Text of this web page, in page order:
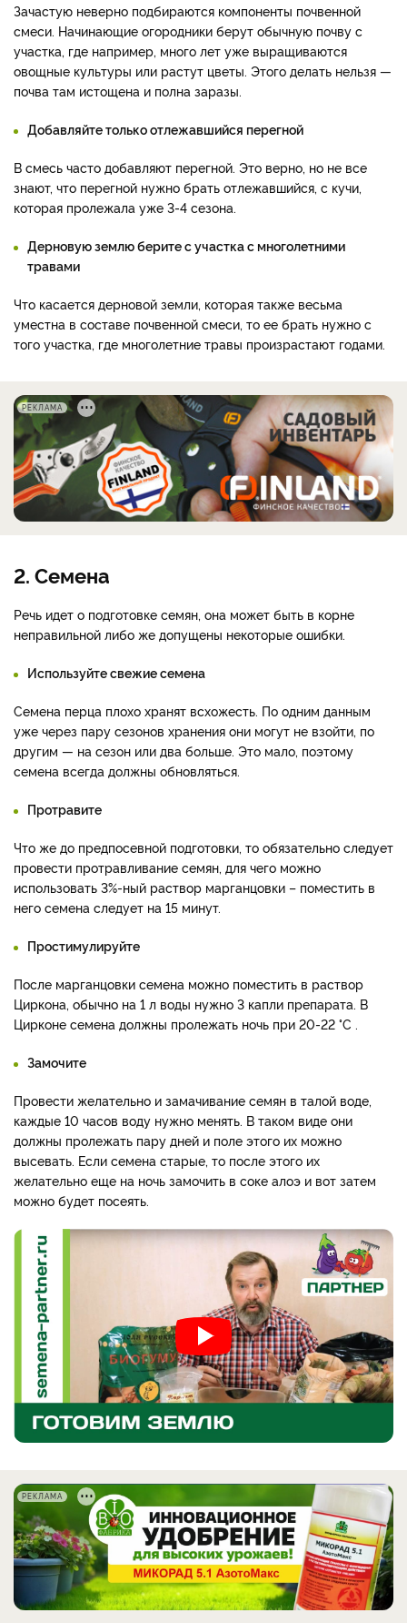
Зачастую неверно подбираются компоненты почвенной
смеси. Начинающие огородники берут обычную почву с
участка, где например, много лет уже выращиваются
овощные культуры или растут цветы. Этого делать нельзя —
почва там истощена и полна заразы.
Добавляйте только отлежавшийся перегной
В смесь часто добавляют перегной. Это верно, но не все
знают, что перегной нужно брать отлежавшийся, с кучи,
которая пролежала уже 3-4 сезона.
Дерновую землю берите с участка с многолетними
травами
Что касается дерновой земли, которая также весьма
уместна в составе почвенной смеси, то ее брать нужно с
того участка, где многолетние травы произрастают годами.
РЕКЛАМА
2. Семена
Речь идет о подготовке семян, она может быть в корне
неправильной либо же допущены некоторые ошибки.
Используйте свежие семена
Семена перца плохо хранят всхожесть. По одним данным
уже через пару сезонов хранения они могут не взойти, по
другим — на сезон или два больше. Это мало, поэтому
семена всегда должны обновляться.
Протравите
Что же до предпосевной подготовки, то обязательно следует
провести протравливание семян, для чего можно
использовать 3%-ный раствор марганцовки – поместить в
него семена следует на 15 минут.
Простимулируйте
После марганцовки семена можно поместить в раствор
Циркона, обычно на 1 л воды нужно 3 капли препарата. В
Цирконе семена должны пролежать ночь при 20-22 °C .
Замочите
Провести желательно и замачивание семян в талой воде,
каждые 10 часов воду нужно менять. В таком виде они
должны пролежать пару дней и поле этого их можно
высевать. Если семена старые, то после этого их
желательно еще на ночь замочить в соке алоэ и вот затем
можно будет посеять.
РЕКЛАМА